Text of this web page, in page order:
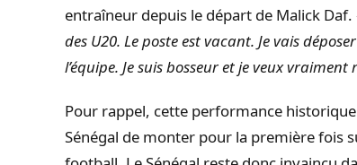
entraîneur depuis le départ de Malick Daf.
des U20. Le poste est vacant. Je vais
l’équipe. Je suis bosseur et je veux vraiment
Pour rappel, cette performance
Sénégal de monter pour la première fois